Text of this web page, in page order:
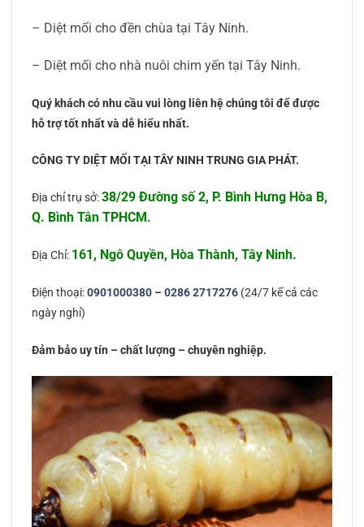
– Diệt mối cho đền chùa tại Tây Ninh.
– Diệt mối cho nhà nuôi chim yến tại Tây Ninh.
Quý khách có nhu cầu vui lòng liên hệ chúng tôi để được
hỗ trợ tốt nhất và dễ hiểu nhất.
CÔNG TY DIỆT MỐI TẠI TÂY NINH TRUNG GIA PHÁT.
Địa chỉ trụ sở:38/29 Đường số 2, P. Bình Hưng Hòa B,
Q. Bình Tân TPHCM.
Địa Chỉ: 161, Ngô Quyền, Hòa Thành, Tây Ninh.
Điện thoại:0901000380 –0286 2717276 (24/7 kể cả các
ngày nghỉ)
Đảm bảo uy tín – chất lượng – chuyên nghiệp.